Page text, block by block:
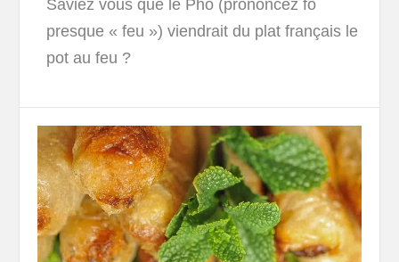
Saviez vous que le Phô (prononcez fo
presque « feu ») viendrait du plat français le
pot au feu ?